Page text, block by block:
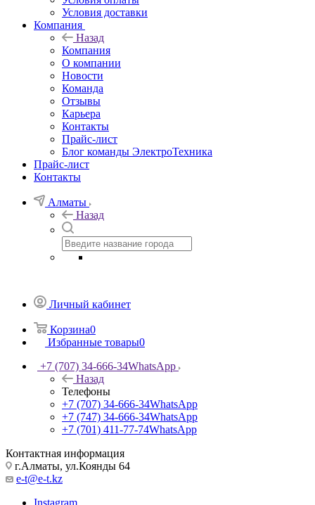
Условия доставки
Компания
Назад
Компания
О компании
Новости
Команда
Отзывы
Карьера
Контакты
Прайс-лист
Блог команды ЭлектроТехника
Прайс-лист
Контакты
Алматы
Назад
Личный кабинет
Корзина0
Избранные товары0
+7 (707) 34-666-34WhatsApp
Назад
Телефоны
+7 (707) 34-666-34WhatsApp
+7 (747) 34-666-34WhatsApp
+7 (701) 411-77-74WhatsApp
Контактная информация
г.Алматы, ул.Коянды 64
e-t@e-t.kz
Instagram